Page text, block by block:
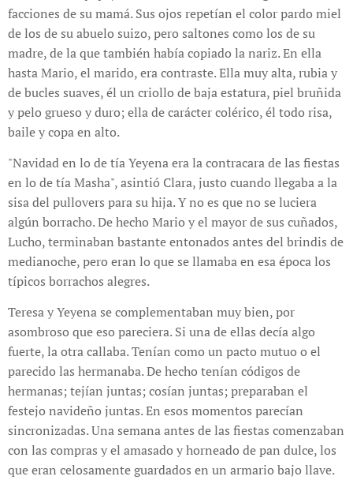
facciones de su mamá. Sus ojos repetían el color pardo miel
de los de su abuelo suizo, pero saltones como los de su
madre, de la que también había copiado la nariz. En ella
hasta Mario, el marido, era contraste. Ella muy alta, rubia y
de bucles suaves, él un criollo de baja estatura, piel bruñida
y pelo grueso y duro; ella de carácter colérico, él todo risa,
baile y copa en alto.
"Navidad en lo de tía Yeyena era la contracara de las fiestas
en lo de tía Masha", asintió Clara, justo cuando llegaba a la
sisa del pullovers para su hija. Y no es que no se luciera
algún borracho. De hecho Mario y el mayor de sus cuñados,
Lucho, terminaban bastante entonados antes del brindis de
medianoche, pero eran lo que se llamaba en esa época los
típicos borrachos alegres.
Teresa y Yeyena se complementaban muy bien, por
asombroso que eso pareciera. Si una de ellas decía algo
fuerte, la otra callaba. Tenían como un pacto mutuo o el
parecido las hermanaba. De hecho tenían códigos de
hermanas; tejían juntas; cosían juntas; preparaban el
festejo navideño juntas. En esos momentos parecían
sincronizadas. Una semana antes de las fiestas comenzaban
con las compras y el amasado y horneado de pan dulce, los
que eran celosamente guardados en un armario bajo llave.